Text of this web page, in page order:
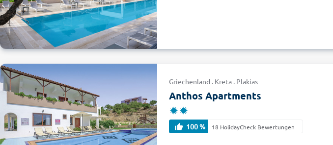
Griechenland . Kreta . Plakias
Anthos Apartments
100 % 18 HolidayCheck Bewertungen